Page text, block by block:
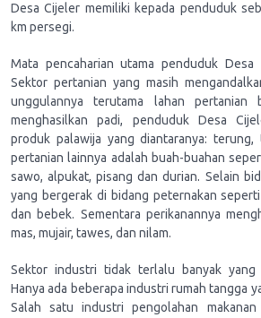
Desa Cijeler memiliki kepada penduduk
km persegi.
Mata pencaharian utama penduduk Desa
Sektor pertanian yang masih
unggulannya terutama lahan pertanian
menghasilkan padi, penduduk Desa
produk palawija yang diantaranya: terung,
pertanian lainnya adalah buah-buahan
sawo, alpukat, pisang dan durian. Selain
yang bergerak di bidang peternakan
dan bebek. Sementara perikanannya
mas, mujair, tawes, dan nilam.
Sektor industri tidak terlalu banyak yang
Hanya ada beberapa industri rumah tangga
Salah satu industri pengolahan